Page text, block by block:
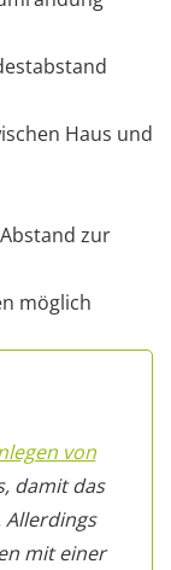
Haus und
zur
möglich
von
damit das
Allerdings
mit einer